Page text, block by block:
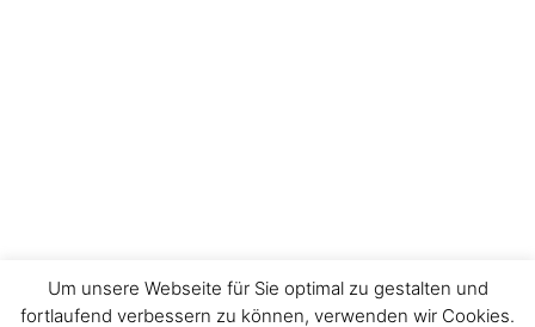
Um unsere Webseite für Sie optimal zu gestalten und
fortlaufend verbessern zu können, verwenden wir Cookies.